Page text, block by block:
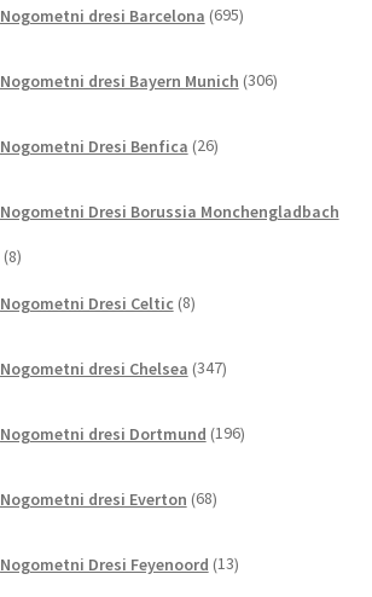
Nogometni dresi Barcelona 695izdelkov
Nogometni dresi Bayern Munich 306izdelkov
Nogometni Dresi Benfica 26izdelkov
Nogometni Dresi Borussia Monchengladbach
88
Nogometni Dresi Celtic 8izdelkov
Nogometni dresi Chelsea 347izdelkov
Nogometni dresi Dortmund 196izdelkov
Nogometni dresi Everton 68izdelkov
Nogometni Dresi Feyenoord 13izdelkov